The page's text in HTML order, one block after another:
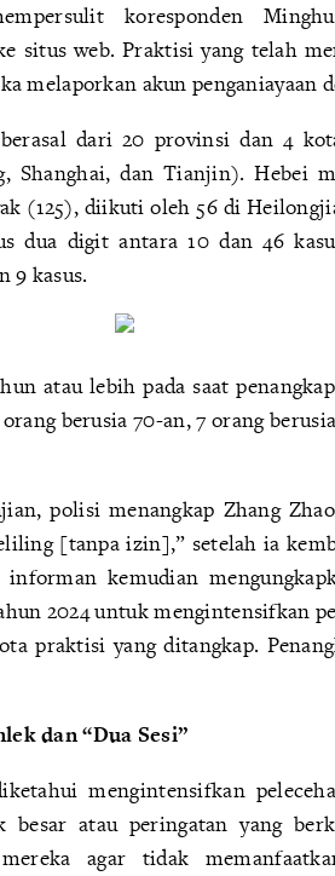
koresponden
situs web. Praktisi yang telah
melaporkan akun penganiayaan
dari 20 provinsi dan 4
Shanghai, dan Tianjin). Hebei
(125), diikuti oleh 56 di
dua digit antara 10 dan 46
9 kasus.
atau lebih pada saat
berusia 70-an, 7 orang
polisi menangkap Zhang
[tanpa izin],” setelah ia
kemudian
2024 untuk mengintensifkan
praktisi yang ditangkap.
dan “Dua Sesi”
mengintensifkan
atau peringatan yang
agar tidak